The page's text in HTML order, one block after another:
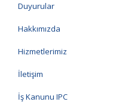
Duyurular
Hakkımızda
Hizmetlerimiz
İletişim
İş Kanunu IPC